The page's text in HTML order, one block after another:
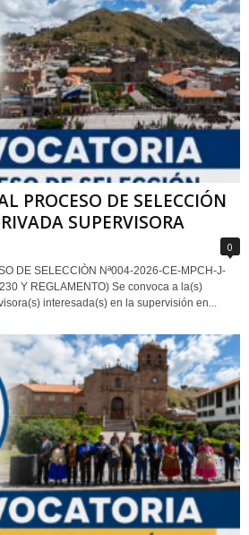
PROCESO DE SELECCIÓN
SUPERVISORA
0
DE SELECCIÒN Nª004-2026-CE-MPCH-J-
Y REGLAMENTO) Se convoca a la(s)
interesada(s) en la supervisión en...